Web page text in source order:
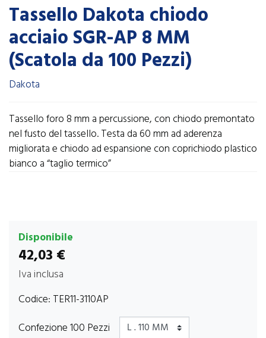
Tassello Dakota chiodo
acciaio SGR-AP 8 MM
(Scatola da 100 Pezzi)
Dakota
Tassello foro 8 mm a percussione, con chiodo premontato
nel fusto del tassello. Testa da 60 mm ad aderenza
migliorata e chiodo ad espansione con coprichiodo plastico
bianco a “taglio termico”
Disponibile
42,03 €
Iva inclusa
Codice: TER11-3110AP
Confezione 100 Pezzi